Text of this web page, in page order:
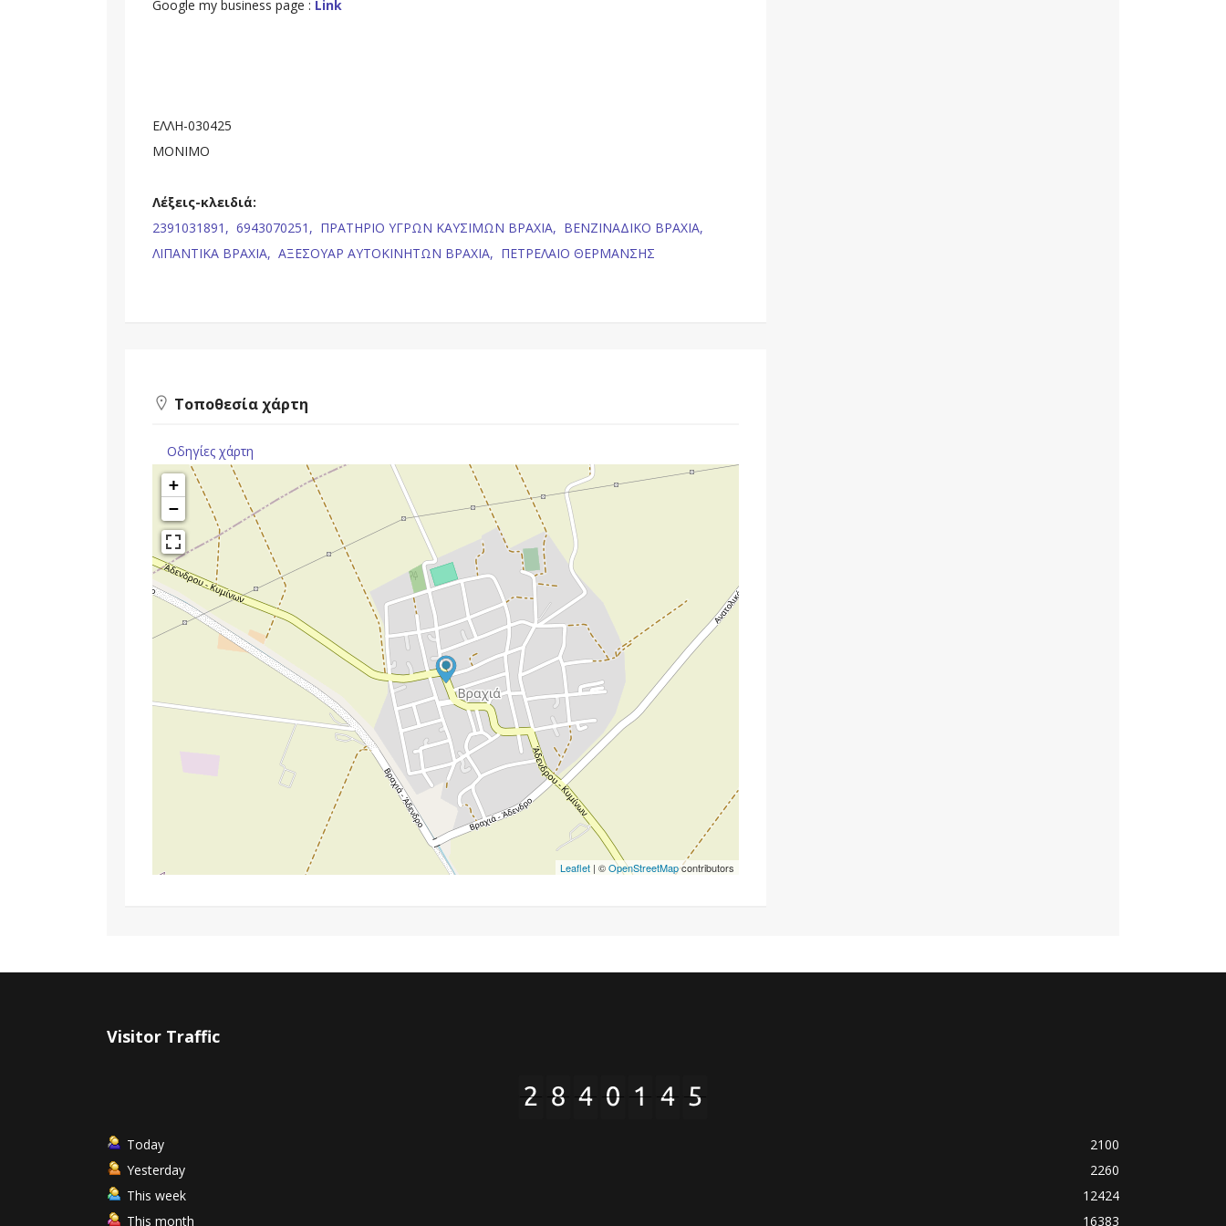
Google my business page : Link
ΕΛΛΗ-030425
ΜΟΝΙΜΟ
Λέξεις-κλειδιά:
2391031891, 6943070251, ΠΡΑΤΗΡΙΟ ΥΓΡΩΝ ΚΑΥΣΙΜΩΝ ΒΡΑΧΙΑ, ΒΕΝΖΙΝΑΔΙΚΟ ΒΡΑΧΙΑ,
ΛΙΠΑΝΤΙΚΑ ΒΡΑΧΙΑ, ΑΞΕΣΟΥΑΡ ΑΥΤΟΚΙΝΗΤΩΝ ΒΡΑΧΙΑ, ΠΕΤΡΕΛΑΙΟ ΘΕΡΜΑΝΣΗΣ
Τοποθεσία χάρτη
Οδηγίες χάρτη
+
−
Leaflet | ©OpenStreetMapcontributors
Visitor Traffic
Today
2100
Yesterday
2260
This week
12424
This month
16383